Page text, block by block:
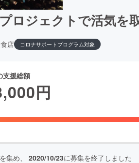
ロジェクトで活気を
店 コロナサポートプログラム対象
支援総額
円
集め、 2020/10/23に募集を終了しました